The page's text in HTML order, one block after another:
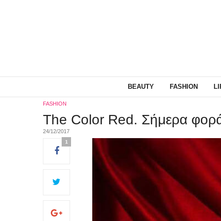
BEAUTY FASHION
FASHION
The Color Red. Σήμερα
24/12/2017
1